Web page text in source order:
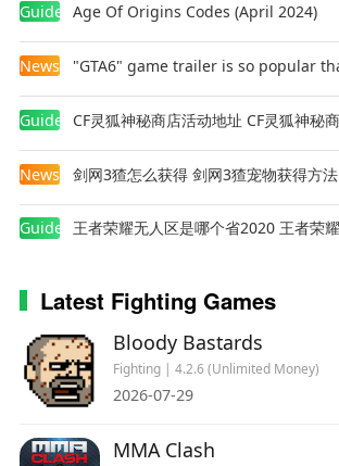
Guides Age Of Origins Codes (April 2024)
News
Guides
News 剑网3猹怎么获得 剑网3猹宠物获得方法
Guides
Latest Fighting Games
Bloody Bastards
Fighting | 4.2.6 (Unlimited Money)
2026-07-29
MMA Clash